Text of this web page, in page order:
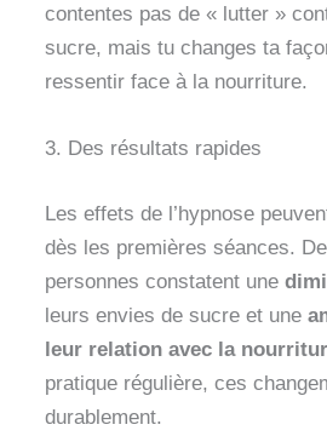
contentes pas de « lutter »
sucre, mais tu changes ta
ressentir face à la nourriture.
3. Des résultats rapides
Les effets de l’hypnose
dès les premières séances.
personnes constatent une
leurs envies de sucre et une
leur relation avec la
pratique régulière, ces
durablement.